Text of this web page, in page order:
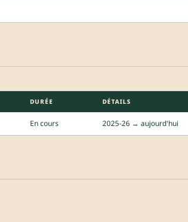
DURÉE DÉTAILS
En cours 2025-26 → aujourd'hui